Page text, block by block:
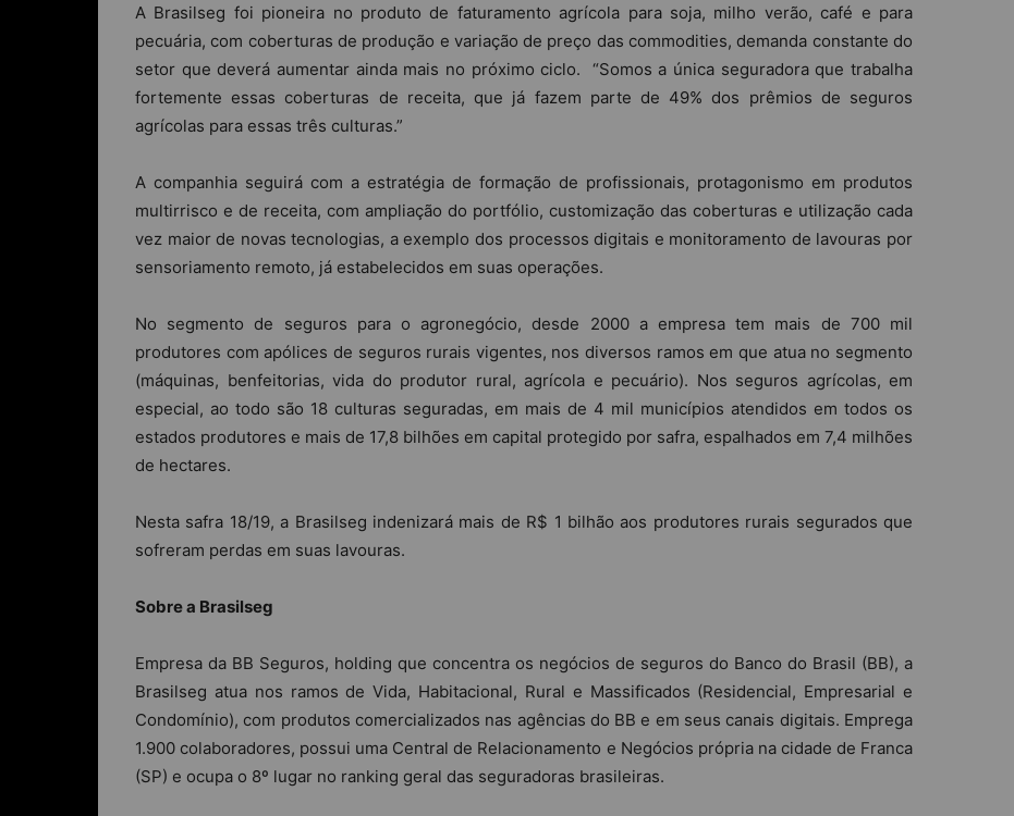
A Brasilseg foi pioneira no produto de faturamento agrícola para soja, milho verão, café e para
pecuária, com coberturas de produção e variação de preço das commodities, demanda constante do
setor que deverá aumentar ainda mais no próximo ciclo.
“Somos a única seguradora que trabalha
fortemente essas coberturas de receita, que já fazem parte de 49% dos prêmios de seguros
agrícolas para essas três culturas.”
A companhia seguirá com a estratégia de formação de profissionais, protagonismo em produtos
multirrisco e de receita, com ampliação do portfólio, customização das coberturas e utilização cada
vez maior de novas tecnologias, a exemplo dos processos digitais e monitoramento de lavouras por
sensoriamento remoto, já estabelecidos em suas operações.
No segmento de seguros para o agronegócio, desde 2000 a empresa tem mais de 700 mil
produtores com apólices de seguros rurais vigentes, nos diversos ramos em que atua no segmento
(máquinas, benfeitorias, vida do produtor rural, agrícola e pecuário). Nos seguros agrícolas, em
especial, ao todo são 18 culturas seguradas, em mais de 4 mil municípios atendidos em todos os
estados produtores e mais de 17,8 bilhões em capital protegido por safra, espalhados em 7,4 milhões
de hectares.
Nesta safra 18/19, a Brasilseg indenizará mais de R$ 1 bilhão aos produtores rurais segurados que
sofreram perdas em suas lavouras.
Sobre a Brasilseg
Empresa da BB Seguros, holding que concentra os negócios de seguros do Banco do Brasil (BB), a
Brasilseg atua nos ramos de Vida, Habitacional, Rural e Massificados (Residencial, Empresarial e
Condomínio), com produtos comercializados nas agências do BB e em seus canais digitais. Emprega
1.900 colaboradores, possui uma Central de Relacionamento e Negócios própria na cidade de Franca
(SP) e ocupa o 8º lugar no ranking geral das seguradoras brasileiras.